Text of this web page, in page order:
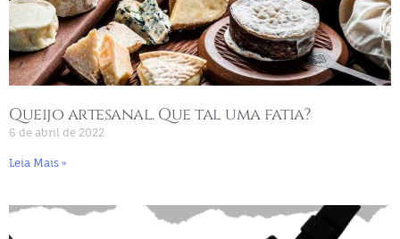
Queijo artesanal. Que tal uma fatia?
6 de abril de 2022
Leia Mais »